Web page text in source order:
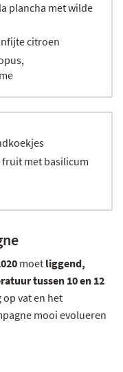
plancha met wilde
citroen
fruit met basilicum
moet liggend,
tussen 10 en 12
vat en het
mooi evolueren